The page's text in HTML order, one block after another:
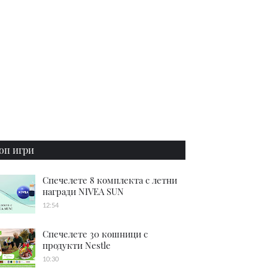
игри
Спечелете 8 комплекта с летни
награди NIVEA SUN
12:54
Спечелете 30 кошници с
продукти Nestle
10:30